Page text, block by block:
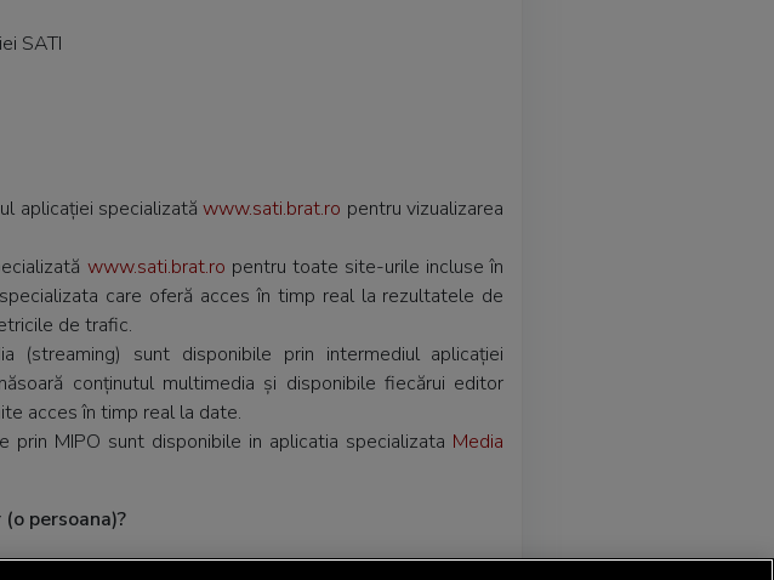
SATI
aplicației specializatăwww.sati.brat.ro pentru vizualizarea
www.sati.brat.ro pentru toate site-urile incluse în
care oferă acces în timp real la rezultatele de
de trafic.
(streaming) sunt disponibile prin intermediul aplicației
conținutul multimedia și disponibile fiecărui editor
acces în timp real la date.
MIPO sunt disponibile in aplicatia specializata Media
persoana)?